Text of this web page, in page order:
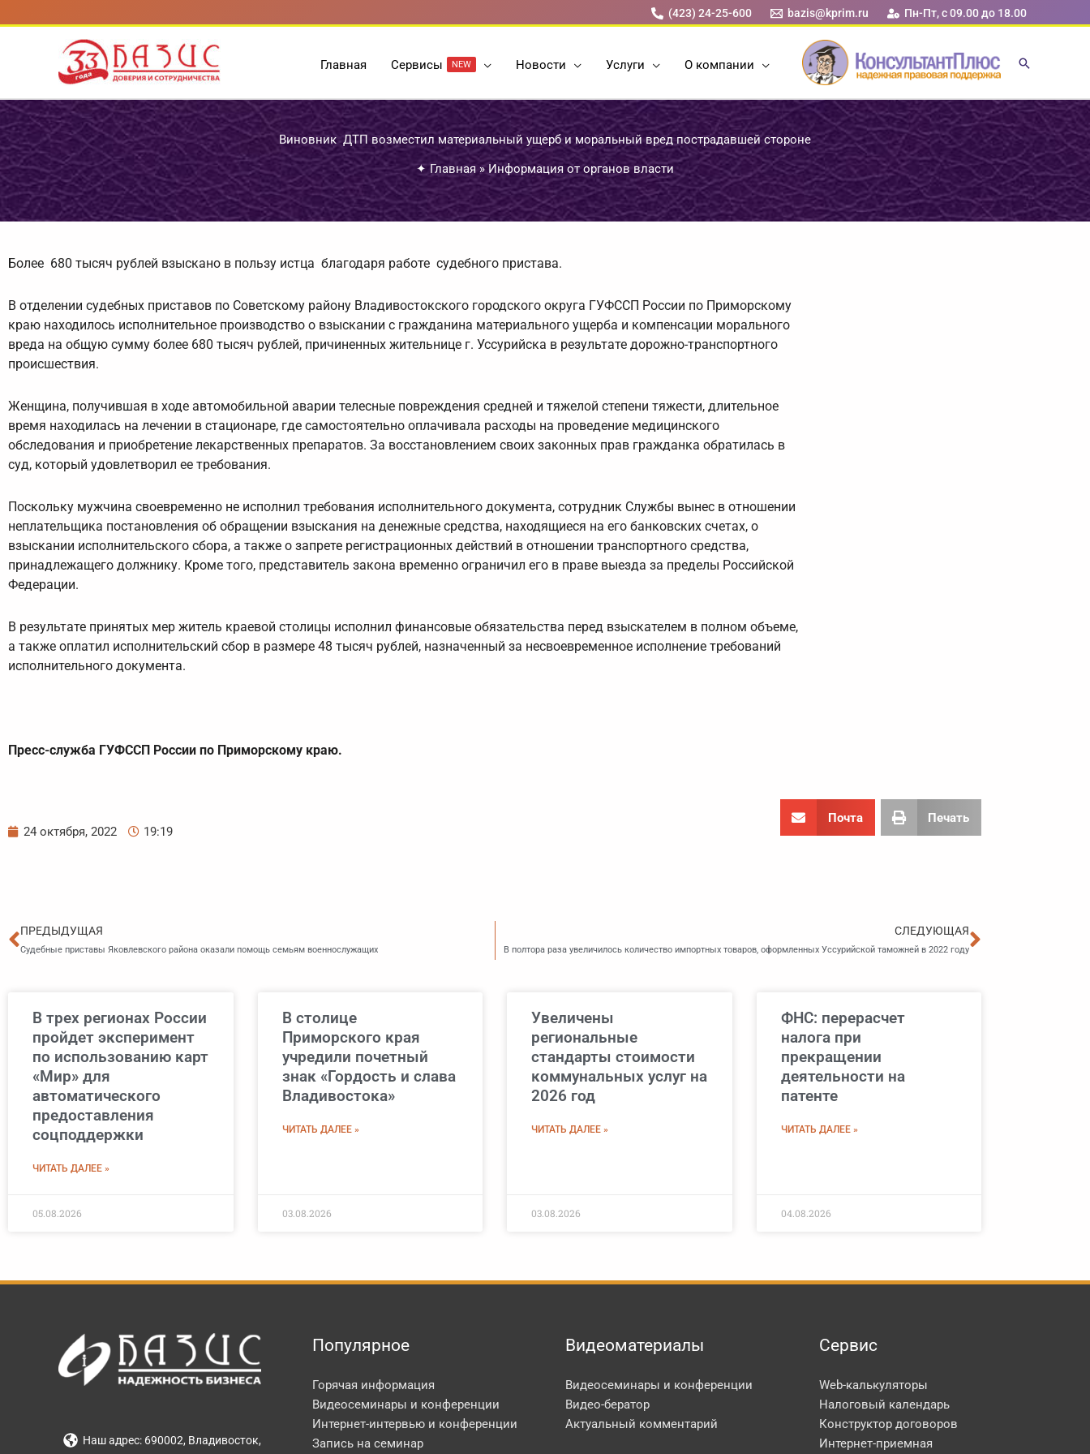
к
содержимому
(423) 24-25-600 bazis@kprim.ru Пн-Пт, с 09.00 до 18.00
Главная Cервисы NEW Новости Услуги О компании
Виновник ДТП возместил материальный ущерб и моральный вред пострадавшей стороне
✦ Главная » Информация от органов власти
Более 680 тысяч рублей взыскано в пользу истца благодаря работе судебного пристава.
В отделении судебных приставов по Советскому району Владивостокского городского округа ГУФССП России по Приморскому
краю находилось исполнительное производство о взыскании с гражданина материального ущерба и компенсации морального
вреда на общую сумму более 680 тысяч рублей, причиненных жительнице г. Уссурийска в результате дорожно-транспортного
происшествия.
Женщина, получившая в ходе автомобильной аварии телесные повреждения средней и тяжелой степени тяжести, длительное
время находилась на лечении в стационаре, где самостоятельно оплачивала расходы на проведение медицинского
обследования и приобретение лекарственных препаратов. За восстановлением своих законных прав гражданка обратилась в
суд, который удовлетворил ее требования.
Поскольку мужчина своевременно не исполнил требования исполнительного документа, сотрудник Службы вынес в отношении
неплательщика постановления об обращении взыскания на денежные средства, находящиеся на его банковских счетах, о
взыскании исполнительского сбора, а также о запрете регистрационных действий в отношении транспортного средства,
принадлежащего должнику. Кроме того, представитель закона временно ограничил его в праве выезда за пределы Российской
Федерации.
В результате принятых мер житель краевой столицы исполнил финансовые обязательства перед взыскателем в полном объеме,
а также оплатил исполнительский сбор в размере 48 тысяч рублей, назначенный за несвоевременное исполнение требований
исполнительного документа.
Пресс-служба ГУФССП России по Приморскому краю.
24 октября, 2022 19:19
Почта Печать
Пред
ПРЕДЫДУЩАЯ
Судебные приставы Яковлевского района оказали помощь семьям военнослужащих
СЛЕДУЮЩАЯ
В полтора раза увеличилось количество импортных товаров, оформленных Уссурийской таможней в 2022 году
В трех регионах России
пройдет эксперимент
по использованию карт
«Мир» для
автоматического
предоставления
соцподдержки
ЧИТАТЬ ДАЛЕЕ »
05.08.2026
В столице
Приморского края
учредили почетный
знак «Гордость и слава
Владивостока»
ЧИТАТЬ ДАЛЕЕ »
03.08.2026
Увеличены
региональные
стандарты стоимости
коммунальных услуг на
2026 год
ЧИТАТЬ ДАЛЕЕ »
03.08.2026
ФНС: перерасчет
налога при
прекращении
деятельности на
патенте
ЧИТАТЬ ДАЛЕЕ »
04.08.2026
Наш адрес: 690002, Владивосток,
Популярное
Горячая информация
Видеосеминары и конференции
Интернет-интервью и конференции
Запись на семинар
Видеоматериалы
Видеосеминары и конференции
Видео-бератор
Актуальный комментарий
Сервис
Web-калькуляторы
Налоговый календарь
Конструктор договоров
Интернет-приемная